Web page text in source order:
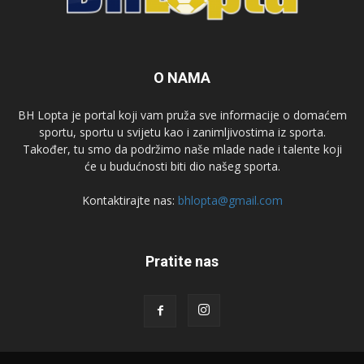
O NAMA
BH Lopta je portal koji vam pruža sve informacije o domaćem
sportu, sportu u svijetu kao i zanimljivostima iz sporta.
Također, tu smo da podržimo naše mlade nade i talente koji
će u budućnosti biti dio našeg sporta.
Kontaktirajte nas: bhlopta@gmail.com
Pratite nas